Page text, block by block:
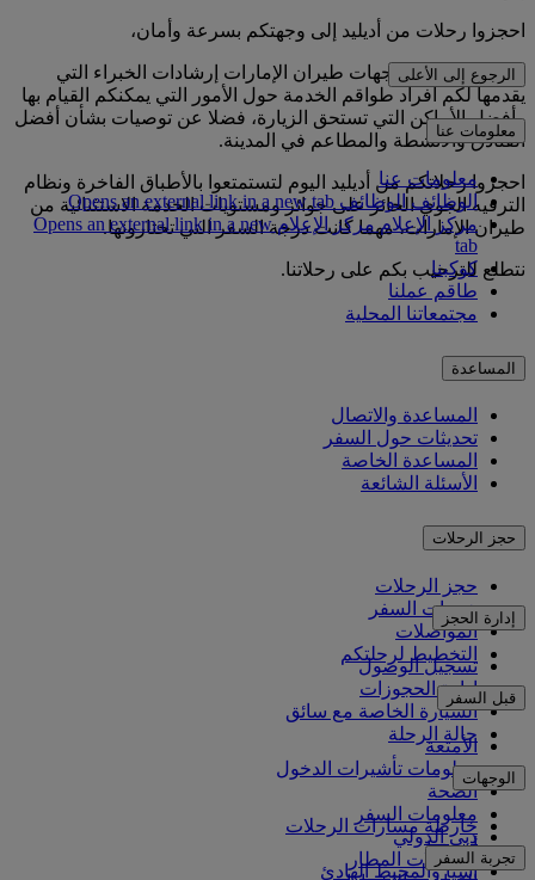
احجزوا رحلات من أديليد إلى وجهتكم بسرعة وأمان،
ويوفر لكم دليل وجهات طيران الإمارات إرشادات الخبراء التي
يقدمها لكم أفراد طواقم الخدمة حول الأمور التي يمكنكم القيام بها
وأفضل الأماكن التي تستحق الزيارة، فضلا عن توصيات بشأن أفضل
الفنادق والأنشطة والمطاعم في المدينة.
احجزوا رحلاتكم من أديليد اليوم لتستمتعوا بالأطباق الفاخرة ونظام
الترفيه الجوي الحائز على جوائز ومستويات الخدمة الاستثنائية من
طيران الإمارات، مهما كانت درجة السفر التي تختارونها.
نتطلع للترحيب بكم على رحلاتنا.
الرجوع إلى الأعلى
معلومات عنا
معلومات عنا
الوظائفالوظائف Opens an external link in a new tab
مركز الإعلام
مركز الإعلام Opens an external link in a new
tab
كوكبنا
طاقم عملنا
مجتمعاتنا المحلية
المساعدة
المساعدة والاتصال
تحديثات حول السفر
المساعدة الخاصة
الأسئلة الشائعة
حجز الرحلات
حجز الرحلات
خدمات السفر
المواصلات
التخطيط لرحلتكم
إدارة الحجز
تسجيل الوصول
إدارة الحجوزات
السيارة الخاصة مع سائق
حالة الرحلة
قبل السفر
الأمتعة
معلومات تأشيرات الدخول
الصحة
معلومات السفر
دبي الدولي
مواصلات المطار
الوجهات
خارطة مسارات الرحلات
أفريقيا
آسيا والمحيط الهادئ
تجربة السفر